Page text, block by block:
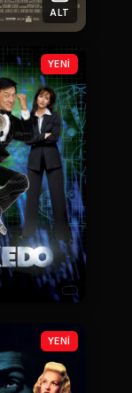
ALT
YENİ
YENİ